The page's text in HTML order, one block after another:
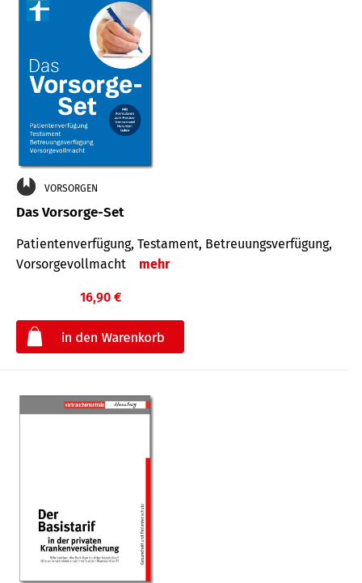
VORSORGEN
Das Vorsorge-Set
Patienten­ver­fügung, Testa­ment, Be­treuungs­verfü­gung,
Vor­sorge­voll­macht
mehr
16,90 €